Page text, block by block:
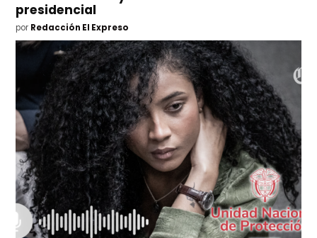
presidencial
por Redacción El Expreso